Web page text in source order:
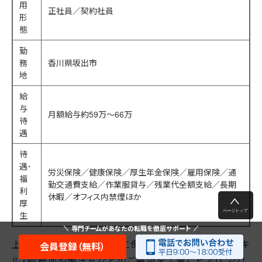
用
形
態
正社員／契約社員
勤
務
地
香川県坂出市
給
与
待
遇
月額給与約59万～66万
待
遇･
福
利
厚
生
労災保険／健康保険／厚生年金保険／雇用保険／通
勤交通費支給／作業服貸与／残業代全額支給／長期
休暇／オフィス内禁煙ほか
上記のような案件を全国に保有し、あなたの経験・スキ
専門チームがあなたの転職を徹底サポート
会員登録（無料）